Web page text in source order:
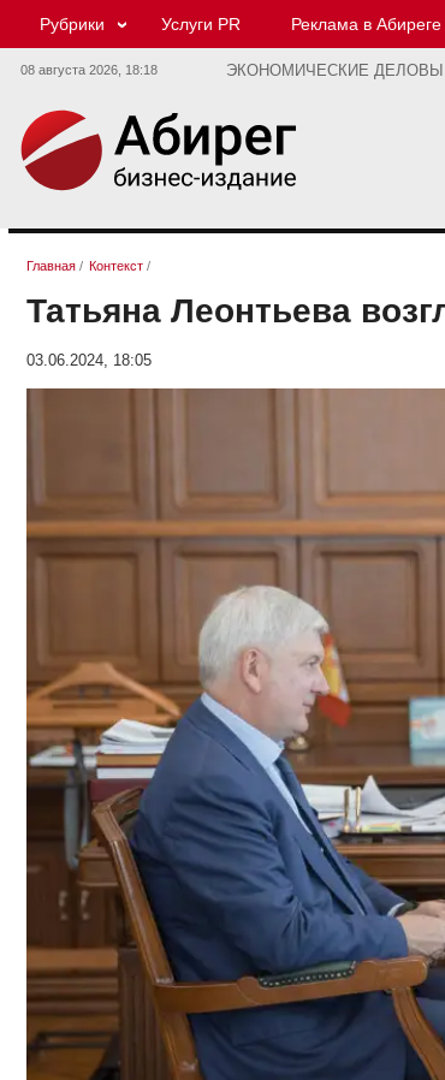
Рубрики Услуги PR Реклама в Абиреге
08 августа 2026, 18:18 ЭКОНОМИЧЕСКИЕ
Главная / Контекст /
Татьяна Леонтьева
03.06.2024, 18:05